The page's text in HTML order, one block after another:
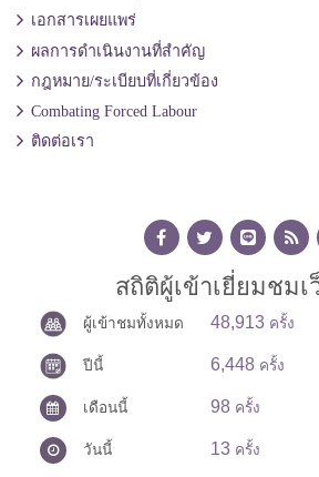
เอกสารเผยแพร่
ผลการดำเนินงานที่สำคัญ
กฎหมาย/ระเบียบที่เกี่ยวข้อง
Combating Forced Labour
ติดต่อเรา
สถิติผู้เข้าเยี่ยมชมเ
ผู้เข้าชมทั้งหมด 48,913 ครั้ง
ปีนี้ 6,448 ครั้ง
เดือนนี้ 98 ครั้ง
วันนี้ 13 ครั้ง